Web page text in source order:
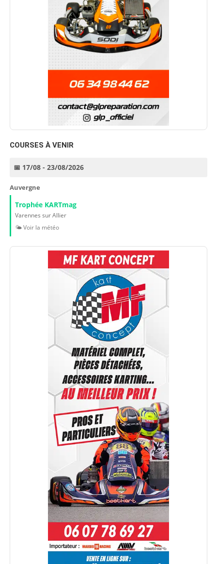
COURSES À VENIR
📅 17/08 - 23/08/2026
Auvergne
Trophée KARTmag
Varennes sur Allier
🌤️ Voir la météo